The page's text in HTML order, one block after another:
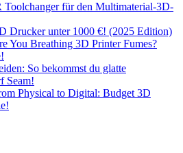
Toolchanger für den Multimaterial-3D-
Drucker unter 1000 €! (2025 Edition)
You Breathing 3D Printer Fumes?
So bekommst du glatte
Seam!
Physical to Digital: Budget 3D